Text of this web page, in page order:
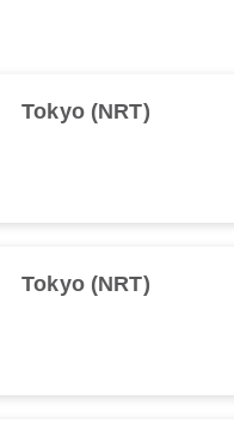
Tokyo (NRT)
Tokyo (NRT)